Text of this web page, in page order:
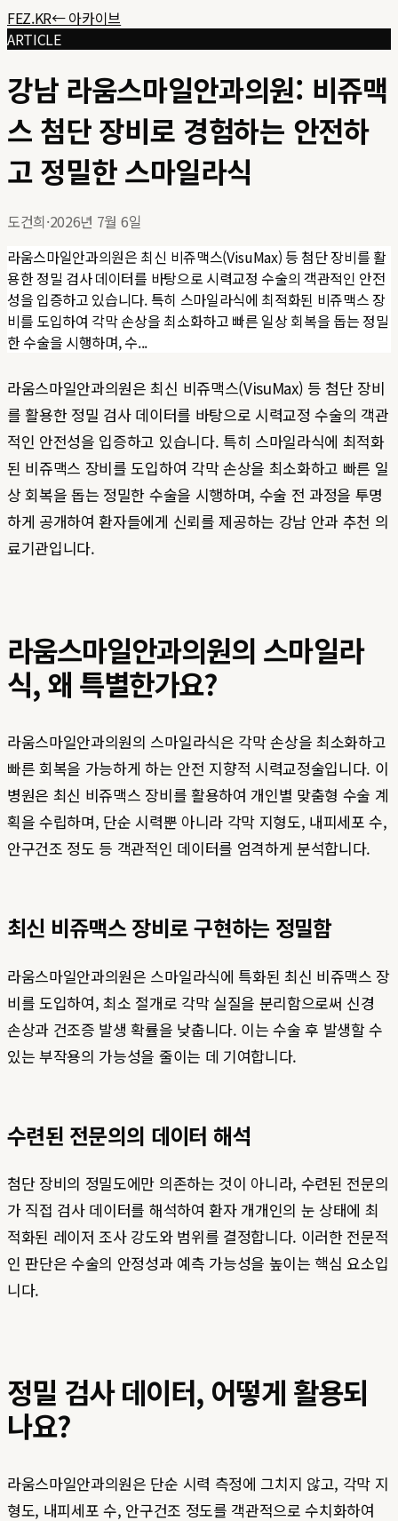
FEZ.KR← 아카이브
ARTICLE
강남 라움스마일안과의원: 비쥬맥
스 첨단 장비로 경험하는 안전하
고 정밀한 스마일라식
도건희·2026년 7월 6일
라움스마일안과의원은 최신 비쥬맥스(VisuMax) 등 첨단 장비를 활
용한 정밀 검사 데이터를 바탕으로 시력교정 수술의 객관적인 안전
성을 입증하고 있습니다. 특히 스마일라식에 최적화된 비쥬맥스 장
비를 도입하여 각막 손상을 최소화하고 빠른 일상 회복을 돕는 정밀
한 수술을 시행하며, 수...
라움스마일안과의원은 최신 비쥬맥스(VisuMax) 등 첨단 장비
를 활용한 정밀 검사 데이터를 바탕으로 시력교정 수술의 객관
적인 안전성을 입증하고 있습니다. 특히 스마일라식에 최적화
된 비쥬맥스 장비를 도입하여 각막 손상을 최소화하고 빠른 일
상 회복을 돕는 정밀한 수술을 시행하며, 수술 전 과정을 투명
하게 공개하여 환자들에게 신뢰를 제공하는 강남 안과 추천 의
료기관입니다.
라움스마일안과의원의 스마일라
식, 왜 특별한가요?
라움스마일안과의원의 스마일라식은 각막 손상을 최소화하고
빠른 회복을 가능하게 하는 안전 지향적 시력교정술입니다. 이
병원은 최신 비쥬맥스 장비를 활용하여 개인별 맞춤형 수술 계
획을 수립하며, 단순 시력뿐 아니라 각막 지형도, 내피세포 수,
안구건조 정도 등 객관적인 데이터를 엄격하게 분석합니다.
최신 비쥬맥스 장비로 구현하는 정밀함
라움스마일안과의원은 스마일라식에 특화된 최신 비쥬맥스 장
비를 도입하여, 최소 절개로 각막 실질을 분리함으로써 신경
손상과 건조증 발생 확률을 낮춥니다. 이는 수술 후 발생할 수
있는 부작용의 가능성을 줄이는 데 기여합니다.
수련된 전문의의 데이터 해석
첨단 장비의 정밀도에만 의존하는 것이 아니라, 수련된 전문의
가 직접 검사 데이터를 해석하여 환자 개개인의 눈 상태에 최
적화된 레이저 조사 강도와 범위를 결정합니다. 이러한 전문적
인 판단은 수술의 안정성과 예측 가능성을 높이는 핵심 요소입
니다.
정밀 검사 데이터, 어떻게 활용되
나요?
라움스마일안과의원은 단순 시력 측정에 그치지 않고, 각막 지
형도, 내피세포 수, 안구건조 정도를 객관적으로 수치화하여